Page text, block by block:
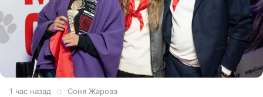
1 час назад Соня Жарова